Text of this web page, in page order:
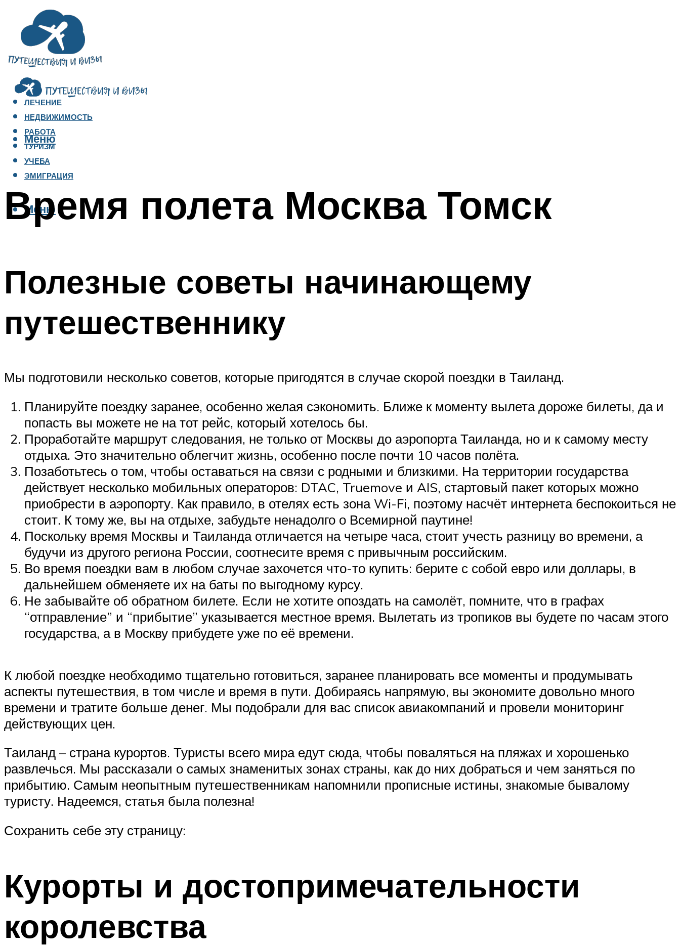
ЛЕЧЕНИЕ
НЕДВИЖИМОСТЬ
РАБОТА
ТУРИЗМ
УЧЕБА
ЭМИГРАЦИЯ
Меню
Меню
Время полета Москва Томск
Полезные советы начинающему
путешественнику
Мы подготовили несколько советов, которые пригодятся в случае скорой поездки в Таиланд.
Планируйте поездку заранее, особенно желая сэкономить. Ближе к моменту вылета дороже билеты, да и
попасть вы можете не на тот рейс, который хотелось бы.
Проработайте маршрут следования, не только от Москвы до аэропорта Таиланда, но и к самому месту
отдыха. Это значительно облегчит жизнь, особенно после почти 10 часов полёта.
Позаботьтесь о том, чтобы оставаться на связи с родными и близкими. На территории государства
действует несколько мобильных операторов: DTAC, Truemove и AIS, стартовый пакет которых можно
приобрести в аэропорту. Как правило, в отелях есть зона Wi-Fi, поэтому насчёт интернета беспокоиться не
стоит. К тому же, вы на отдыхе, забудьте ненадолго о Всемирной паутине!
Поскольку время Москвы и Таиланда отличается на четыре часа, стоит учесть разницу во времени, а
будучи из другого региона России, соотнесите время с привычным российским.
Во время поездки вам в любом случае захочется что-то купить: берите с собой евро или доллары, в
дальнейшем обменяете их на баты по выгодному курсу.
Не забывайте об обратном билете. Если не хотите опоздать на самолёт, помните, что в графах
“отправление” и “прибытие” указывается местное время. Вылетать из тропиков вы будете по часам этого
государства, а в Москву прибудете уже по её времени.
К любой поездке необходимо тщательно готовиться, заранее планировать все моменты и продумывать
аспекты путешествия, в том числе и время в пути. Добираясь напрямую, вы экономите довольно много
времени и тратите больше денег. Мы подобрали для вас список авиакомпаний и провели мониторинг
действующих цен.
Таиланд – страна курортов. Туристы всего мира едут сюда, чтобы поваляться на пляжах и хорошенько
развлечься. Мы рассказали о самых знаменитых зонах страны, как до них добраться и чем заняться по
прибытию. Самым неопытным путешественникам напомнили прописные истины, знакомые бывалому
туристу. Надеемся, статья была полезна!
Сохранить себе эту страницу:
Курорты и достопримечательности
королевства